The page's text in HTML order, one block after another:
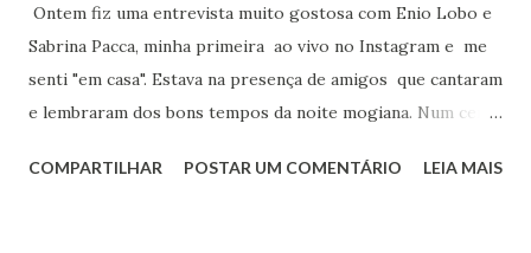
Ontem fiz uma entrevista muito gostosa com Enio Lobo e
Sabrina Pacca, minha primeira ao vivo no Instagram e me
senti "em casa". Estava na presença de amigos que cantaram
e lembraram dos bons tempos da noite mogiana. Num certo
matar saudades de minha terra querida, e hoje pela manhã
COMPARTILHAR POSTAR UM COMENTÁRIO LEIA MAIS